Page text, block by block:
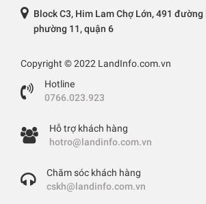
Block C3, Him Lam Chợ Lớn, 491 đường
phường 11, quận 6
Copyright © 2022 LandInfo.com.vn
Hotline
0766.023.923
Hỗ trợ khách hàng
hotro@landinfo.com.vn
Chăm sóc khách hàng
cskh@landinfo.com.vn